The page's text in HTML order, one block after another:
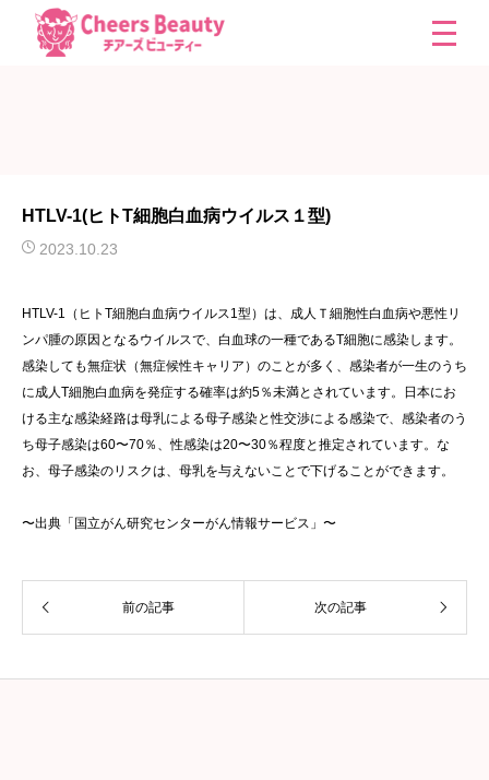
HTLV-1(ヒトT細胞白血病ウイルス１型)
2023.10.23
HTLV-1（ヒトT細胞白血病ウイルス1型）は、成人Ｔ細胞性白血病や悪性リ
ンパ腫の原因となるウイルスで、白血球の一種であるT細胞に感染します。
感染しても無症状（無症候性キャリア）のことが多く、感染者が一生のうち
に成人T細胞白血病を発症する確率は約5％未満とされています。日本にお
ける主な感染経路は母乳による母子感染と性交渉による感染で、感染者のう
ち母子感染は60〜70％、性感染は20〜30％程度と推定されています。な
お、母子感染のリスクは、母乳を与えないことで下げることができます。
〜出典「国立がん研究センターがん情報サービス」〜
前の記事 次の記事